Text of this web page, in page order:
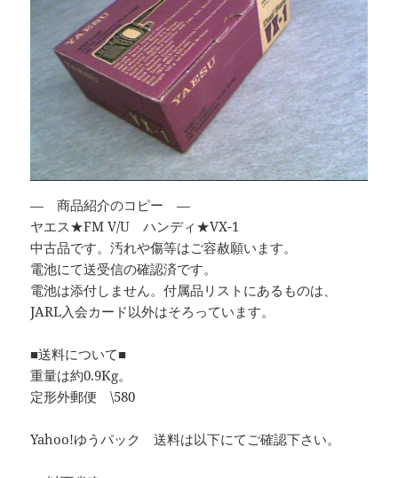
— 商品紹介のコピー —
ヤエス★FM V/U ハンディ★VX-1
中古品です。汚れや傷等はご容赦願います。
電池にて送受信の確認済です。
電池は添付しません。付属品リストにあるものは、
JARL入会カード以外はそろっています。
■送料について■
重量は約0.9Kg。
定形外郵便 \580
Yahoo!ゆうパック 送料は以下にてご確認下さい。